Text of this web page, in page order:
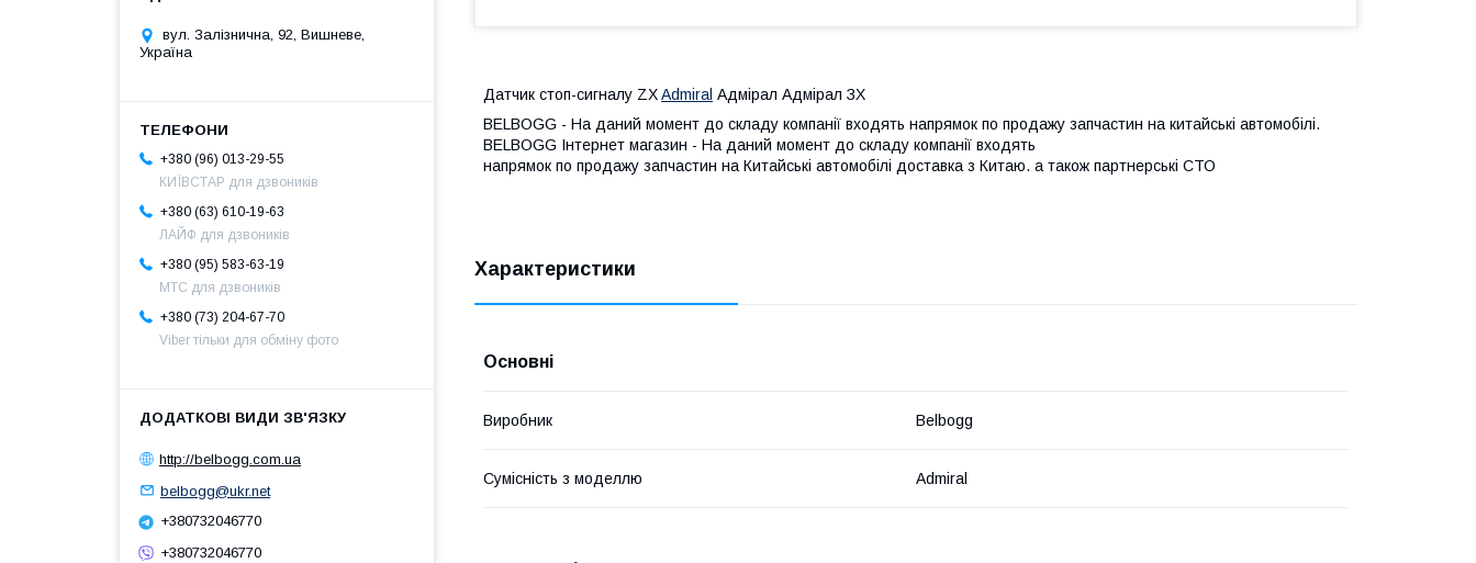
Датчик стоп-сигналу ZXAdmiral Адмірал Адмірал ЗХ
BELBOGG - На даний момент до складу компанії входять напрямок по продажу запчастин на китайські автомобілі.
BELBOGG Інтернет магазин - На даний момент до складу компанії входять
напрямок по продажу запчастин на Китайські автомобілі доставка з Китаю. а також партнерські СТО
Характеристики
Основні
Виробник Belbogg
Сумісність з моделлю Admiral
вул. Залізнична, 92, Вишневе,
Україна
+380 (96) 013-29-55
КИЇВСТАР для дзвоників
+380 (63) 610-19-63
ЛАЙФ для дзвоників
+380 (95) 583-63-19
МТС для дзвоників
+380 (73) 204-67-70
Viber тільки для обміну фото
http://belbogg.com.ua
belbogg@ukr.net
+380732046770
+380732046770